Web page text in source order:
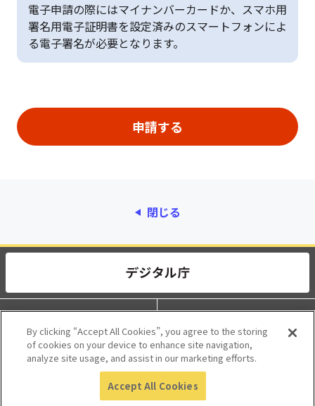
電子申請の際にはマイナンバーカードか、スマホ用
署名用電子証明書を設定済みのスマートフォンによ
る電子署名が必要となります。
閉じる
動作環境 個人情報保護
利用規約 アクセシビリティ
© 2017 Digital Agency, Government of Japan.
By clicking “Accept All Cookies”, you agree to the storing
of cookies on your device to enhance site navigation,
analyze site usage, and assist in our marketing efforts.
Accept All Cookies